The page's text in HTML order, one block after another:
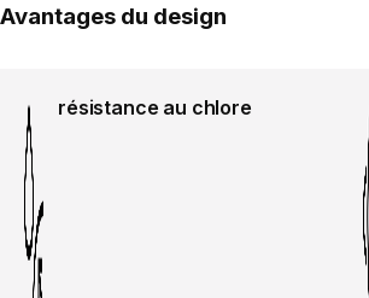
Avantages du design
résistance au chlore